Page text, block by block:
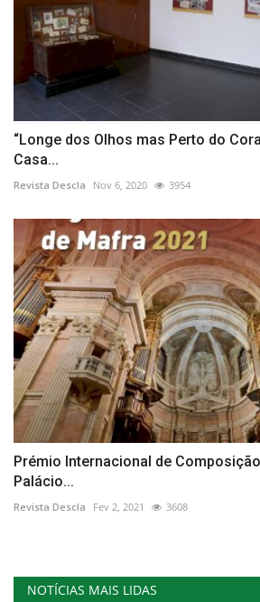
“Longe dos Olhos mas Perto do
Casa...
Revista Descla Nov 6, 2020 3954
Prémio Internacional de
Palácio...
Revista Descla Fev 2, 2021 3608
NOTÍCIAS MAIS LIDAS